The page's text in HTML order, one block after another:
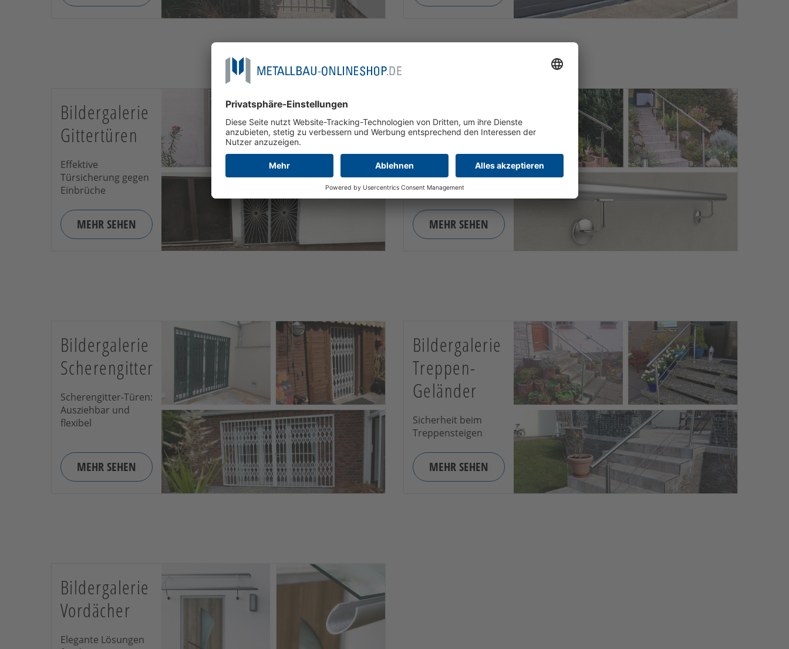
Bildergalerie
Gittertüren
Effektive
Türsicherung gegen
Einbrüche
MEHR SEHEN
Bildergalerie
Handläufe
Handläufe,
Treppenhandläufe
und Geländer
MEHR SEHEN
Bildergalerie
Scherengitter
Scherengitter-Türen:
Ausziehbar und
flexibel
MEHR SEHEN
Bildergalerie
Treppen-
Geländer
Sicherheit beim
Treppensteigen
MEHR SEHEN
Bildergalerie
Vordächer
Elegante Lösungen